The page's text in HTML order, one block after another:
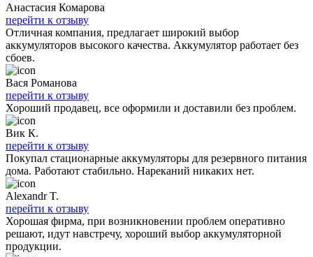
Анастасия Комарова
перейти к отзыву
Отличная компания, предлагает широкий выбор
аккумуляторов высокого качества. Аккумулятор работает без
сбоев.
Вася Романова
перейти к отзыву
Хороший продавец, все оформили и доставили без проблем.
Вик К.
перейти к отзыву
Покупал стационарные аккумуляторы для резервного питания
дома. Работают стабильно. Нареканий никаких нет.
Alexandr T.
перейти к отзыву
Хорошая фирма, при возникновении проблем оперативно
решают, идут навстречу, хороший выбор аккумуляторной
продукции.